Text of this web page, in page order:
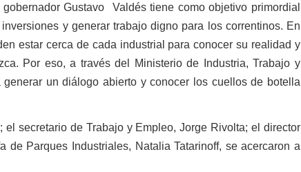
Gustavo
Valdés tiene como objetivo primordial
y generar trabajo digno para los correntinos. En
estar cerca de cada industrial para conocer su realidad y
Por eso, a través del Ministerio de Industria, Trabajo y
un diálogo abierto y conocer los cuellos de botella
secretario de Trabajo y Empleo, Jorge Rivolta; el director
Parques Industriales, Natalia Tatarinoff, se acercaron a